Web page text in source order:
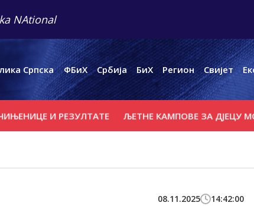
NAtional
Српска ФБиХ Србија БиХ Регион Свијет
И РЕЗУЛТАТЕ ЉЕТНЕ КАМПОВЕ ЗА ДЈЕЦУ МОГЛЕ
08.11.2025 14:42:00